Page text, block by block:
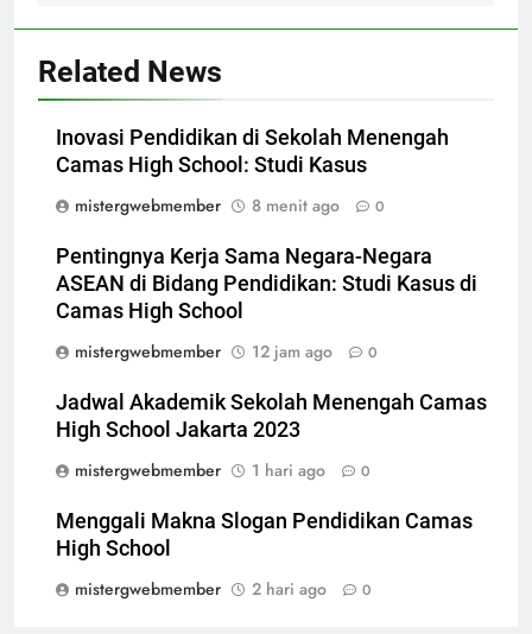
Related News
Inovasi Pendidikan di Sekolah Menengah
Camas High School: Studi Kasus
mistergwebmember
8 menit ago 0
Pentingnya Kerja Sama Negara-Negara
ASEAN di Bidang Pendidikan: Studi Kasus di
Camas High School
mistergwebmember
12 jam ago 0
Jadwal Akademik Sekolah Menengah Camas
High School Jakarta 2023
mistergwebmember
1 hari ago 0
Menggali Makna Slogan Pendidikan Camas
High School
mistergwebmember
2 hari ago 0